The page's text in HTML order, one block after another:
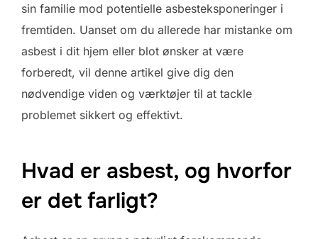
sin familie mod potentielle asbesteksponeringer i
fremtiden. Uanset om du allerede har mistanke om
asbest i dit hjem eller blot ønsker at være
forberedt, vil denne artikel give dig den
nødvendige viden og værktøjer til at tackle
problemet sikkert og effektivt.
Hvad er asbest, og hvorfor
er det farligt?